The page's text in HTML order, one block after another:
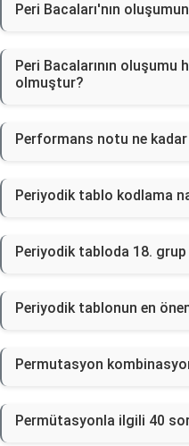
Peri Bacaları'nın
Peri Bacalarının oluşumu
olmuştur?
Performans notu ne
Periyodik tablo kodlama
Periyodik tabloda 18.
Periyodik tablonun en
Permutasyon kombinasyon
Permütasyonla ilgili 40